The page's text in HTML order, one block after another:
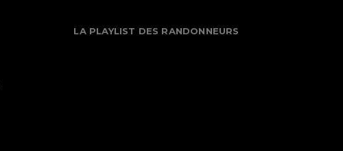
LA PLAYLIST DES RANDONNEURS